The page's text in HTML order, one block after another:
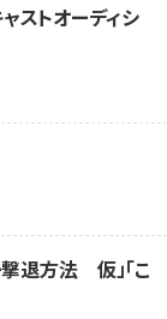
ストオーディシ
退方法 仮」「こ